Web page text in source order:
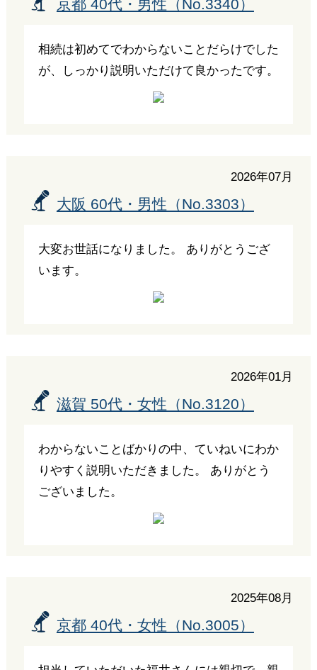
京都 40代・男性（No.3340）
相続は初めてでわからないことだらけでした
が、しっかり説明いただけて良かったです。
2026年07月
大阪 60代・男性（No.3303）
大変お世話になりました。 ありがとうござ
います。
2026年01月
滋賀 50代・女性（No.3120）
わからないことばかりの中、ていねいにわか
りやすく説明いただきました。 ありがとう
ございました。
2025年08月
京都 40代・女性（No.3005）